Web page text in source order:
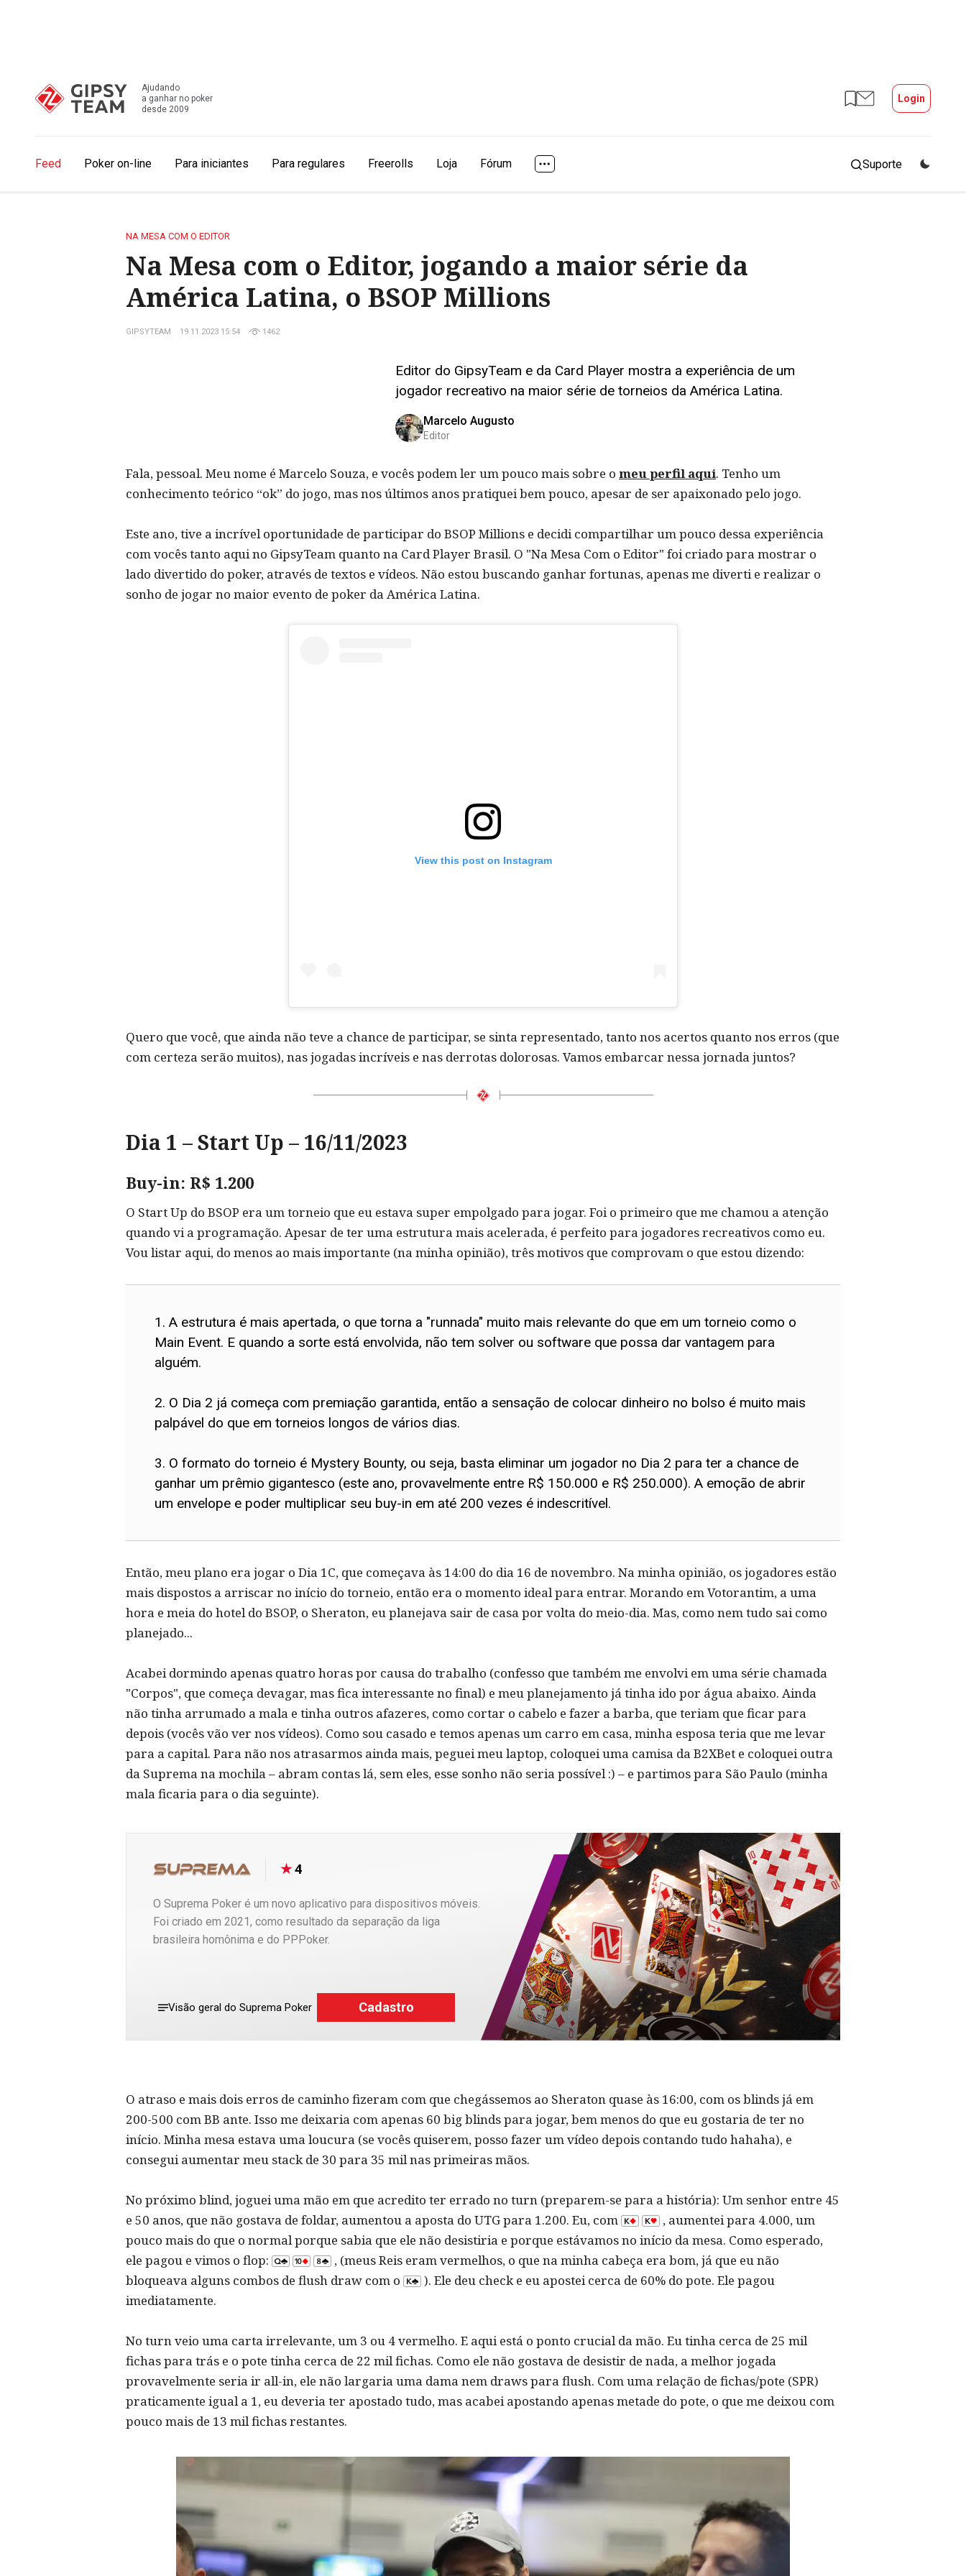
Ajudando
a ganhar no poker
desde 2009
Login
Feed Poker on-line Para iniciantes Para regulares Freerolls Loja Fórum Suporte
NA MESA COM O EDITOR
Na Mesa com o Editor, jogando a maior série da
América Latina, o BSOP Millions
GIPSYTEAM 19.11.2023 15:54 1462
Editor do GipsyTeam e da Card Player mostra a experiência de um
jogador recreativo na maior série de torneios da América Latina.
Marcelo Augusto
Editor
Fala, pessoal. Meu nome é Marcelo Souza, e vocês podem ler um pouco mais sobre o meu perfil aqui. Tenho um
conhecimento teórico “ok” do jogo, mas nos últimos anos pratiquei bem pouco, apesar de ser apaixonado pelo jogo.
Este ano, tive a incrível oportunidade de participar do BSOP Millions e decidi compartilhar um pouco dessa experiência
com vocês tanto aqui no GipsyTeam quanto na Card Player Brasil. O "Na Mesa Com o Editor" foi criado para mostrar o
lado divertido do poker, através de textos e vídeos. Não estou buscando ganhar fortunas, apenas me diverti e realizar o
sonho de jogar no maior evento de poker da América Latina.
View this post on Instagram
Quero que você, que ainda não teve a chance de participar, se sinta representado, tanto nos acertos quanto nos erros (que
com certeza serão muitos), nas jogadas incríveis e nas derrotas dolorosas. Vamos embarcar nessa jornada juntos?
Dia 1 – Start Up – 16/11/2023
Buy-in: R$ 1.200
O Start Up do BSOP era um torneio que eu estava super empolgado para jogar. Foi o primeiro que me chamou a atenção
quando vi a programação. Apesar de ter uma estrutura mais acelerada, é perfeito para jogadores recreativos como eu.
Vou listar aqui, do menos ao mais importante (na minha opinião), três motivos que comprovam o que estou dizendo:
1. A estrutura é mais apertada, o que torna a "runnada" muito mais relevante do que em um torneio como o
Main Event. E quando a sorte está envolvida, não tem solver ou software que possa dar vantagem para
alguém.
2. O Dia 2 já começa com premiação garantida, então a sensação de colocar dinheiro no bolso é muito mais
palpável do que em torneios longos de vários dias.
3. O formato do torneio é Mystery Bounty, ou seja, basta eliminar um jogador no Dia 2 para ter a chance de
ganhar um prêmio gigantesco (este ano, provavelmente entre R$ 150.000 e R$ 250.000). A emoção de abrir
um envelope e poder multiplicar seu buy-in em até 200 vezes é indescritível.
Então, meu plano era jogar o Dia 1C, que começava às 14:00 do dia 16 de novembro. Na minha opinião, os jogadores estão
mais dispostos a arriscar no início do torneio, então era o momento ideal para entrar. Morando em Votorantim, a uma
hora e meia do hotel do BSOP, o Sheraton, eu planejava sair de casa por volta do meio-dia. Mas, como nem tudo sai como
planejado...
Acabei dormindo apenas quatro horas por causa do trabalho (confesso que também me envolvi em uma série chamada
"Corpos", que começa devagar, mas fica interessante no final) e meu planejamento já tinha ido por água abaixo. Ainda
não tinha arrumado a mala e tinha outros afazeres, como cortar o cabelo e fazer a barba, que teriam que ficar para
depois (vocês vão ver nos vídeos). Como sou casado e temos apenas um carro em casa, minha esposa teria que me levar
para a capital. Para não nos atrasarmos ainda mais, peguei meu laptop, coloquei uma camisa da B2XBet e coloquei outra
da Suprema na mochila – abram contas lá, sem eles, esse sonho não seria possível :) – e partimos para São Paulo (minha
mala ficaria para o dia seguinte).
4
O Suprema Poker é um novo aplicativo para dispositivos móveis.
Foi criado em 2021, como resultado da separação da liga
brasileira homônima e do PPPoker.
Visão geral do Suprema Poker Cadastro
O atraso e mais dois erros de caminho fizeram com que chegássemos ao Sheraton quase às 16:00, com os blinds já em
200-500 com BB ante. Isso me deixaria com apenas 60 big blinds para jogar, bem menos do que eu gostaria de ter no
início. Minha mesa estava uma loucura (se vocês quiserem, posso fazer um vídeo depois contando tudo hahaha), e
consegui aumentar meu stack de 30 para 35 mil nas primeiras mãos.
No próximo blind, joguei uma mão em que acredito ter errado no turn (preparem-se para a história): Um senhor entre 45
e 50 anos, que não gostava de foldar, aumentou a aposta do UTG para 1.200. Eu, com
, aumentei para 4.000, um
pouco mais do que o normal porque sabia que ele não desistiria e porque estávamos no início da mesa. Como esperado,
ele pagou e vimos o flop:
, (meus Reis eram vermelhos, o que na minha cabeça era bom, já que eu não
bloqueava alguns combos de flush draw com o
). Ele deu check e eu apostei cerca de 60% do pote. Ele pagou
imediatamente.
No turn veio uma carta irrelevante, um 3 ou 4 vermelho. E aqui está o ponto crucial da mão. Eu tinha cerca de 25 mil
fichas para trás e o pote tinha cerca de 22 mil fichas. Como ele não gostava de desistir de nada, a melhor jogada
provavelmente seria ir all-in, ele não largaria uma dama nem draws para flush. Com uma relação de fichas/pote (SPR)
praticamente igual a 1, eu deveria ter apostado tudo, mas acabei apostando apenas metade do pote, o que me deixou com
pouco mais de 13 mil fichas restantes.